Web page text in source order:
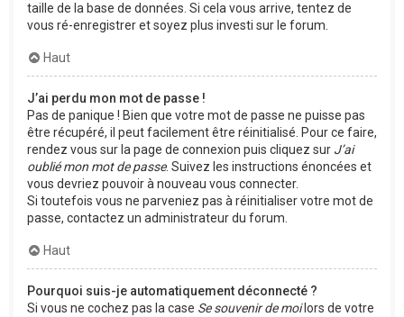
taille de la base de données. Si cela vous arrive, tentez de
vous ré-enregistrer et soyez plus investi sur le forum.
Haut
J’ai perdu mon mot de passe !
Pas de panique ! Bien que votre mot de passe ne puisse pas
être récupéré, il peut facilement être réinitialisé. Pour ce faire,
rendez vous sur la page de connexion puis cliquez sur J’ai
oublié mon mot de passe. Suivez les instructions énoncées et
vous devriez pouvoir à nouveau vous connecter.
Si toutefois vous ne parveniez pas à réinitialiser votre mot de
passe, contactez un administrateur du forum.
Haut
Pourquoi suis-je automatiquement déconnecté ?
Si vous ne cochez pas la case Se souvenir de moilors de votre